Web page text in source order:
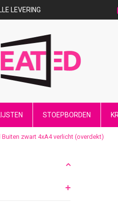
LEVERING
STOEPBORDEN
zwart 4xA4 verlicht (overdekt)